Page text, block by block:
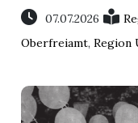
Stellen
Paper
07.07.2026
Oberfreiamt,Region